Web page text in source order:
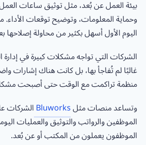
بيئة العمل عن بُعد، مثل توثيق ساعات
وحماية المعلومات، وتوضيح توقعات الأداء.
اليوم الأول أسهل بكثير من محاولة
الشركات التي تواجه مشكلات كبيرة في
غالبًا لم تُفاجأ بها، بل كانت هناك إشارات
منظمة تراكمت مع الوقت حتى أصبحت
وتساعد منصات مثلBluworksالشركات
الموظفين والرواتب والتوثيق والعمليات
الموظفون يعملون من المكتب أو عن بُعد.